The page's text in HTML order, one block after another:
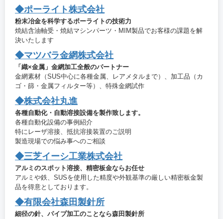
◆ポーライト株式会社
粉末冶金を科学するポーライトの技術力
焼結含油軸受・焼結マシンパーツ・MIM製品でお客様の課題を解
決いたします
◆マツバラ金網株式会社
「織×金属」金網加工全般のパートナー
金網素材（SUS中心に各種金属、レアメタルまで）、加工品（カ
ゴ・篩・金属フィルター等）、特殊金網試作
◆株式会社丸進
各種自動化・自動溶接設備を製作致します。
各種自動化設備の事例紹介
特にレーザ溶接、抵抗溶接装置のご説明
製造現場での悩み事へのご相談
◆三芝イーシ工業株式会社
アルミのスポット溶接、精密板金ならお任せ
アルミや鉄、SUSを使用した精度や外観基準の厳しい精密板金製
品を得意としております。
◆有限会社森田製針所
細径の針、パイプ加工のことなら森田製針所